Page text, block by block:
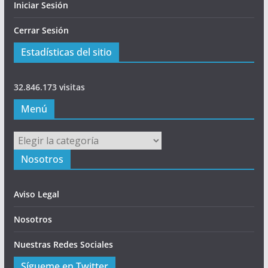
Iniciar Sesión
Cerrar Sesión
Estadísticas del sitio
32.846.173 visitas
Menú
Menú
Nosotros
Aviso Legal
Nosotros
Nuestras Redes Sociales